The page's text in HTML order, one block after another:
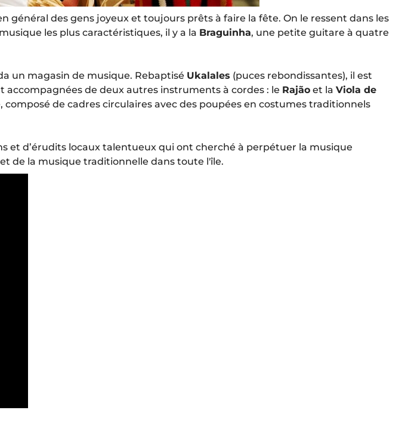
des gens joyeux et toujours prêts à faire la fête. On le ressent dans les
les plus caractéristiques, il y a la Braguinha, une petite guitare à quatre
un magasin de musique. Rebaptisé Ukalales (puces rebondissantes), il est
de deux autres instruments à cordes : le Rajão et la Viola de
de cadres circulaires avec des poupées en costumes traditionnels
et d’érudits locaux talentueux qui ont cherché à perpétuer la musique
de la musique traditionnelle dans toute l'île.